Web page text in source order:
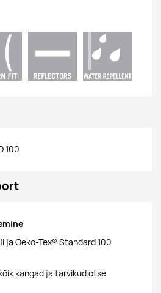
100
ja Oeko-Tex® Standard 100
kangad ja tarvikud otse